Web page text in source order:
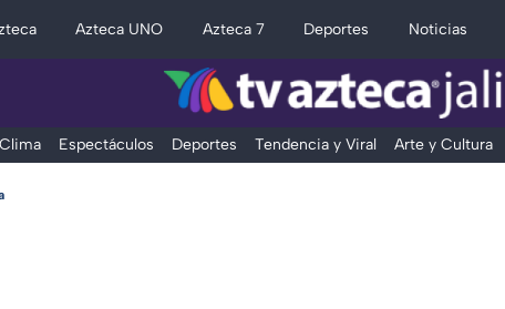
Azteca UNO Azteca 7 Deportes Noticias
Clima Espectáculos Deportes Tendencia y Viral Arte y Cultura